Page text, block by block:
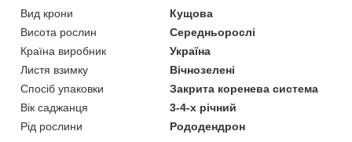
Вид крони
Кущова
Висота рослин
Середньорослі
Країна виробник
Україна
Листя взимку
Вічнозелені
Спосіб упаковки
Закрита коренева система
Вік саджанця
3-4-х річний
Рід рослини
Рододендрон